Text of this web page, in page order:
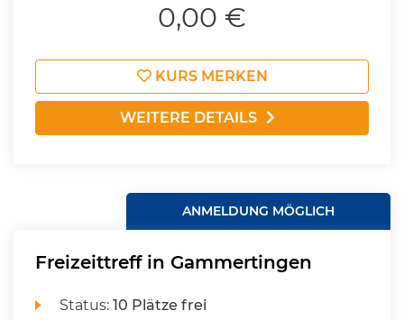
0,00 €
KURS MERKEN
WEITERE DETAILS
ANMELDUNG MÖGLICH
Freizeittreff in Gammertingen
Status:10 Plätze frei